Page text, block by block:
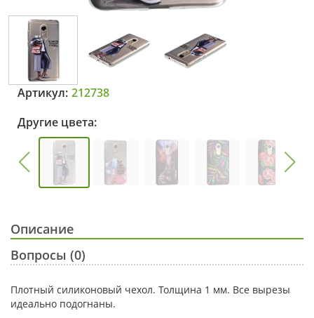
Артикул: 212738
Другие цвета:
Описание
Вопросы (0)
Плотный силиконовый чехол. Толщина 1 мм. Все вырезы
идеально подогнаны.